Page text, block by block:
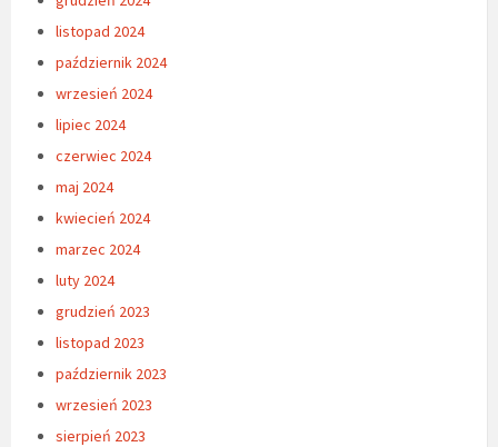
listopad 2024
październik 2024
wrzesień 2024
lipiec 2024
czerwiec 2024
maj 2024
kwiecień 2024
marzec 2024
luty 2024
grudzień 2023
listopad 2023
październik 2023
wrzesień 2023
sierpień 2023